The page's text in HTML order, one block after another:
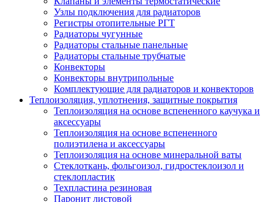
Узлы подключения для радиаторов
Регистры отопительные РГТ
Радиаторы чугунные
Радиаторы стальные панельные
Радиаторы стальные трубчатые
Конвекторы
Конвекторы внутрипольные
Комплектующие для радиаторов и конвекторов
Теплоизоляция, уплотнения, защитные покрытия
Теплоизоляция на основе вспененного каучука и
аксессуары
Теплоизоляция на основе вспененного
полиэтилена и аксессуары
Теплоизоляция на основе минеральной ваты
Стеклоткань, фольгоизол, гидростеклоизол и
стеклопластик
Техпластина резиновая
Паронит листовой